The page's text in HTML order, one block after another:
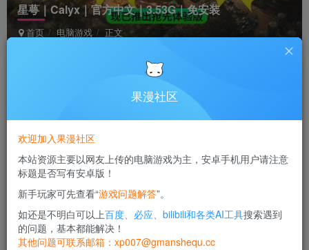
星萼｜Calyx｜官方中文｜3.53G｜免安装
首页 电脑游戏 正文
此内容为付费资源，请付费后查看
10
黄金会员免费
果漫社区
欢迎加入果漫社区
本站资源主要以网友上传的电脑游戏为主，安卓手机用户请注意
标题是否写有安卓版！
新手玩家可先查看“游戏问题解答”。
如还是不明白可以上百度、必应、bilibili和各类AI工具搜索遇到
的问题，基本都能解决！
其他问题可联系邮箱：xp007@gmanshequ.cc